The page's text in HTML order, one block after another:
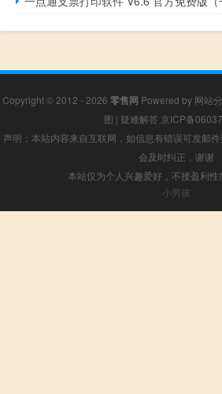
Copyright © 2012 - 2026 零售网 Powered by 网站
图 | 疑难解答 京ICP备
声明：本站内容来自互联网，如信息有错误可发邮
会及时纠正，谢谢
本站仅为个人兴趣爱好，不接盈利性
小男孩